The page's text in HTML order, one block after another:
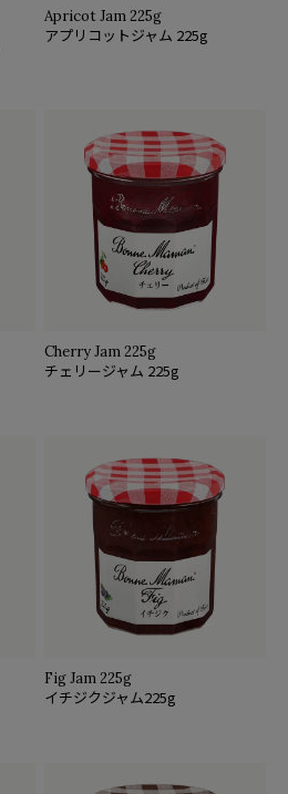
Apricot Jam 225g
アプリコットジャム 225g
Cherry Jam 225g
チェリージャム 225g
Fig Jam 225g
イチジクジャム225g